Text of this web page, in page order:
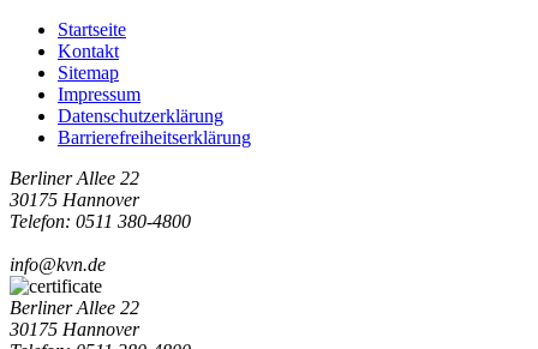
Startseite
Kontakt
Sitemap
Impressum
Datenschutzerklärung
Barrierefreiheitserklärung
Berliner Allee 22
30175 Hannover
Telefon: 0511 380-4800
info@kvn.de
Berliner Allee 22
30175 Hannover